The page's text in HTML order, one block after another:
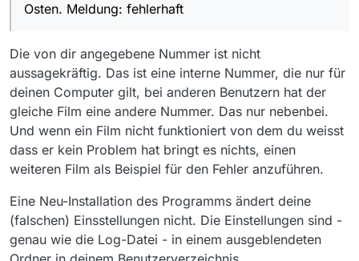
Betriebssystem ist Windows 10 Pro, Version
19042.1110
Osten. Meldung: fehlerhaft
Die von dir angegebene Nummer ist nicht
aussagekräftig. Das ist eine interne Nummer, die nur für
deinen Computer gilt, bei anderen Benutzern hat der
gleiche Film eine andere Nummer. Das nur nebenbei.
Und wenn ein Film nicht funktioniert von dem du weisst
dass er kein Problem hat bringt es nichts, einen
weiteren Film als Beispiel für den Fehler anzuführen.
Eine Neu-Installation des Programms ändert deine
(falschen) Einsstellungen nicht. Die Einstellungen sind -
genau wie die Log-Datei - in einem ausgeblendeten